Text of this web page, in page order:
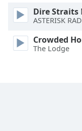
Dire Straits
ASTERISK
Crowded
The Lodge